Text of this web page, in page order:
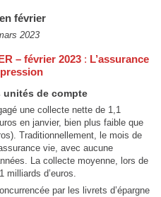
février
2023
– février 2023 : L’assurance
unités de compte
une collecte nette de 1,1
en janvier, bien plus faible que
Traditionnellement, le mois de
vie, avec aucune
La collecte moyenne, lors de
milliards d’euros.
par les livrets d’épargne